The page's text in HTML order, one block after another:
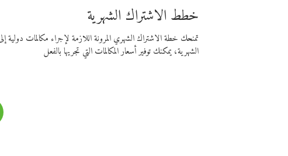
خطط الاشتراك الشهرية
تمنحك خطة الاشتراك الشهري المرونة اللازمة لإجراء مكالمات
الشهرية، يمكنك توفير أسعار المكالمات التي تجريها بالفعل